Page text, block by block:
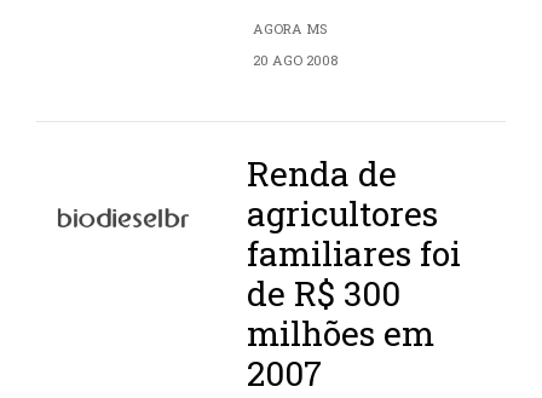
AGORA MS
20 AGO 2008
Renda de
agricultores
familiares foi
de R$ 300
milhões em
2007